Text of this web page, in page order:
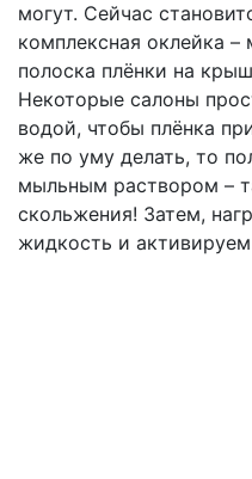
могут. Сейчас
комплексная оклейка –
полоска плёнки на
Некоторые салоны
водой, чтобы плёнка
же по уму делать, то
мыльным раствором –
скольжения! Затем,
жидкость и